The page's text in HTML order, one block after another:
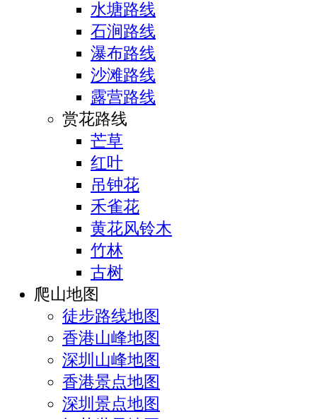
水塘路线
石涧路线
瀑布路线
沙滩路线
露营路线
赏花路线
芒草
红叶
吊钟花
禾雀花
黄花风铃木
竹林
古树
爬山地图
徒步路线地图
香港山峰地图
深圳山峰地图
香港景点地图
深圳景点地图